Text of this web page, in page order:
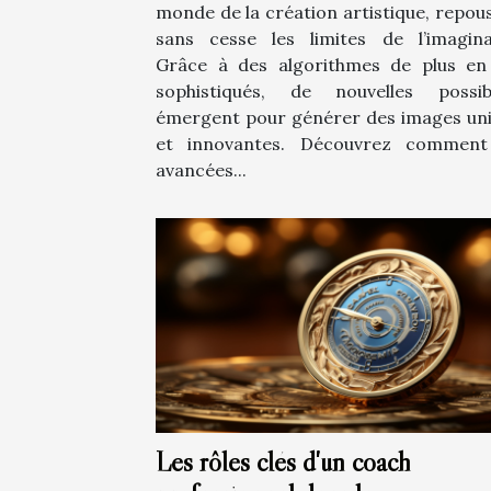
monde de la création artistique,
sans cesse les limites de
Grâce à des algorithmes de plus
sophistiqués, de nouvelles
émergent pour générer des images
et innovantes. Découvrez
avancées...
Les rôles clés d'un coach